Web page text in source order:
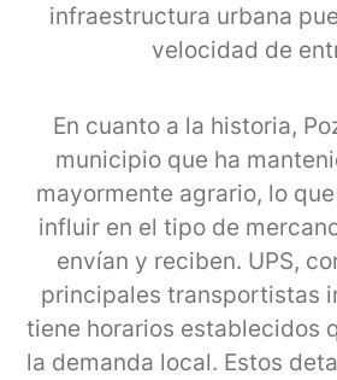
infraestructura urbana
velocidad de
En cuanto a la historia,
municipio que ha
mayormente agrario, lo
influir en el tipo de
envían y reciben. UPS,
principales transportistas
tiene horarios establecidos
la demanda local. Estos